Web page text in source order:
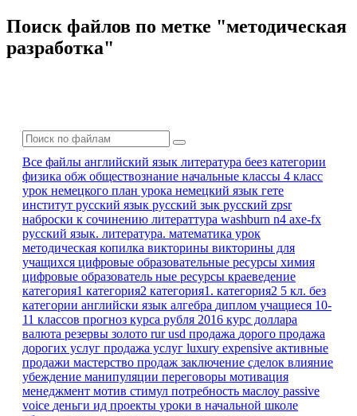
Поиск файлов по метке "методическая
разработка"
Все файлы английский язык литература беез категории
физика обж обществознание начальные классы 4 класс
урок немецкого план урока немецкий язык гете
институт русский язык русский зык русский zpsr
наброски к сочинению литераттура washburn n4 axe-fx
русский язык. литература. математика урок
методическая копилка викторины викторины для
учащихся цифровые образовательные ресурсы химия
цифровые образователь ные ресурсы краеведение
категория1 категория2 категория1. категория2 5 кл. без
категории английски язык алгебра диплом учащиеся 10-
11 классов прогноз курса рубля 2016 курс доллара
валюта резервы золото rurusd продажа дорого продажа
дорогих услуг продажа услуг luxury expensive активные
продажи мастерство продаж заключение сделок влияние
убеждение манипуляции переговоры мотивация
менеджмент мотив стимул потребность маслоу passive
voice деньги ид проекты уроки в начальной школе